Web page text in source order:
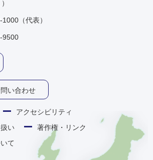
（代表）
9500
い合わせ
アクセシビリティ
い
著作権・リンク
て